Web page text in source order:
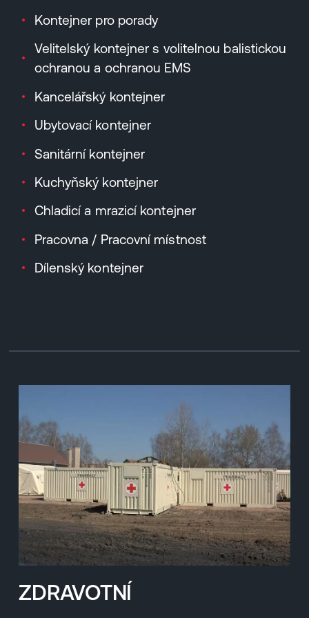
Kontejner pro porady
Velitelský kontejner s volitelnou balistickou
ochranou a ochranou EMS
Kancelářský kontejner
Ubytovací kontejner
Sanitární kontejner
Kuchyňský kontejner
Chladicí a mrazicí kontejner
Pracovna / Pracovní místnost
Dílenský kontejner
ZDRAVOTNÍ